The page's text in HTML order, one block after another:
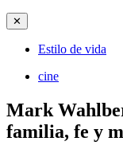
✕
Estilo de vida
cine
Mark
familia, fe y